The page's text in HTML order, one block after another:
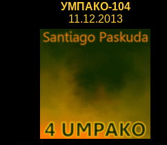
УМПАКО-104
11.12.2013